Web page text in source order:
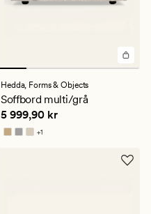
Hedda, Forms & Objects
Soffbord multi/grå
Pris 5 999,90 kr
5 999,90 kr
+1
Finns i fler färger